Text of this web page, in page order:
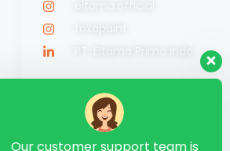
Our customer support team is